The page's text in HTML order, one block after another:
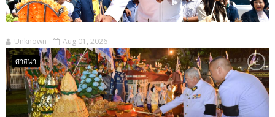
Unknown Aug 01, 2026
ศาสนา